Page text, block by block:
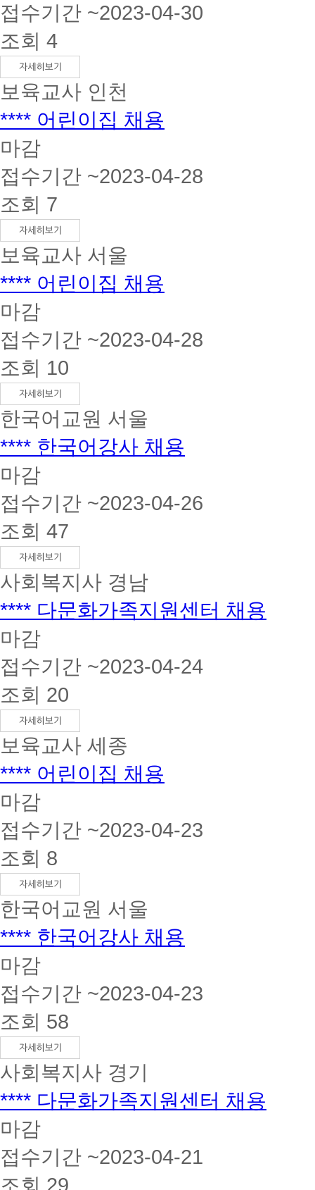
접수기간 ~2023-04-30
조회 4
보육교사 인천
**** 어린이집 채용
마감
접수기간 ~2023-04-28
조회 7
보육교사 서울
**** 어린이집 채용
마감
접수기간 ~2023-04-28
조회 10
한국어교원 서울
**** 한국어강사 채용
마감
접수기간 ~2023-04-26
조회 47
사회복지사 경남
**** 다문화가족지원센터 채용
마감
접수기간 ~2023-04-24
조회 20
보육교사 세종
**** 어린이집 채용
마감
접수기간 ~2023-04-23
조회 8
한국어교원 서울
**** 한국어강사 채용
마감
접수기간 ~2023-04-23
조회 58
사회복지사 경기
**** 다문화가족지원센터 채용
마감
접수기간 ~2023-04-21
조회 29